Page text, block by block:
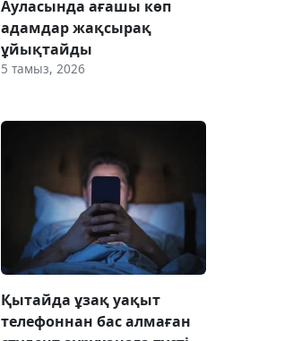
Ауласында ағашы көп
адамдар жақсырақ
ұйықтайды
5 тамыз, 2026
Қытайда ұзақ уақыт
телефоннан бас алмаған